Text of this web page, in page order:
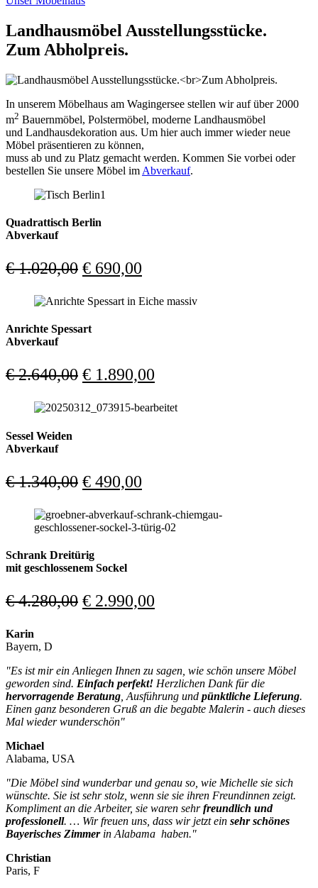
Landhausmöbel Ausstellungsstücke.
Zum Abholpreis.
In unserem Möbelhaus am Wagingersee stellen wir auf über 2000
m2 Bauernmöbel, Polstermöbel, moderne Landhausmöbel
und Landhausdekoration aus. Um hier auch immer wieder neue
Möbel präsentieren zu können,
muss ab und zu Platz gemacht werden. Kommen Sie vorbei oder
bestellen Sie unsere Möbel im Abverkauf.
Quadrattisch Berlin
Abverkauf
€1.020,00 Ursprünglicher
war:
€ 1.020,00
€ 690,00
ist:
Anrichte Spessart
Abverkauf
€2.640,00 Ursprünglicher
war:
€ 1.890,00
ist:
Sessel Weiden
Abverkauf
€1.340,00 Ursprünglicher
war:
€ 490,00
ist:
€ 490,00.
Schrank Dreitürig
mit geschlossenem Sockel
€4.280,00 Ursprünglicher
€ 2.990,00
Karin
Bayern, D
"Es ist mir ein Anliegen Ihnen zu sagen, wie schön unsere Möbel
geworden sind. Einfach perfekt! Herzlichen Dank für die
hervorragende Beratung , Ausführung und pünktliche Lieferung.
Einen ganz besonderen Gruß an die begabte Malerin - auch dieses
Mal wieder wunderschön"
Michael
Alabama, USA
"Die Möbel sind wunderbar und genau so, wie Michelle sie sich
wünschte. Sie ist sehr stolz, wenn sie sie ihren Freundinnen zeigt.
Kompliment an die Arbeiter, sie waren sehrfreundlich und
professionell. … Wir freuen uns, dass wir jetzt ein sehr schönes
Bayerisches Zimmerin Alabama haben."
Christian
Paris, F